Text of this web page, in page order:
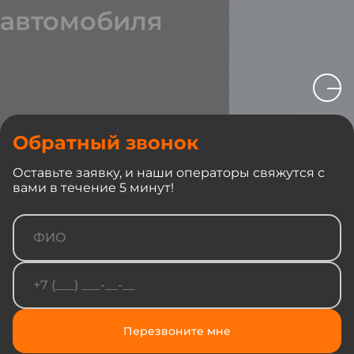
Обратный звонок
Оставьте заявку, и наши операторы свяжутся с
вами в течение 5 минут!
Перезвоните мне
автомобиля
Продайте нам старый
автомобиль и забудьте
практически все авто в
любом состоянии. Мы
учтем все особенности
вашего автомобиля,
состояние и
комплектацию, чтобы
предложить вам
наиболее выгодную